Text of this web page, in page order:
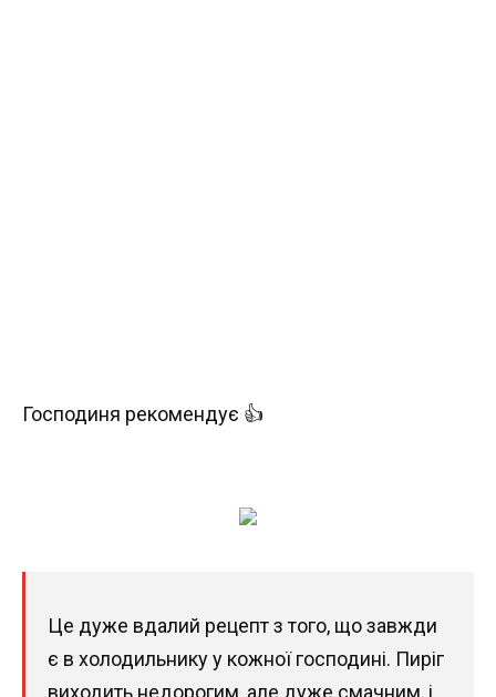
Господиня рекомендує 👍
Це дуже вдалий рецепт з того, що завжди
є в холодильнику у кожної господині. Пиріг
виходить недорогим, але дуже смачним, і